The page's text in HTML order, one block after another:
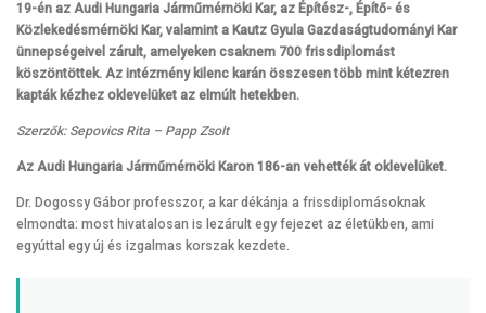
19-én az Audi Hungaria Járműmérnöki Kar, az Építész-, Építő- és
Közlekedésmérnöki Kar, valamint a Kautz Gyula Gazdaságtudományi Kar
ünnepségeivel zárult, amelyeken csaknem 700 frissdiplomást
köszöntöttek. Az intézmény kilenc karán összesen több mint kétezren
kapták kézhez oklevelüket az elmúlt hetekben.
Szerzők: Sepovics Rita – Papp Zsolt
Az Audi Hungaria Járműmérnöki Karon 186-an vehették át oklevelüket.
Dr. Dogossy Gábor professzor, a kar dékánja a frissdiplomásoknak
elmondta: most hivatalosan is lezárult egy fejezet az életükben, ami
egyúttal egy új és izgalmas korszak kezdete.